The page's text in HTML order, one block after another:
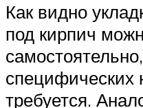
Как видно
под кирпич
специфических
требуется.